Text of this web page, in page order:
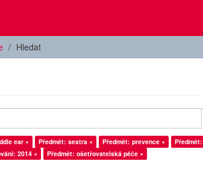
Hledat
ear × Předmět: sestra × Předmět: prevence ×
2014 ×
Předmět: ošetřovatelská péče ×